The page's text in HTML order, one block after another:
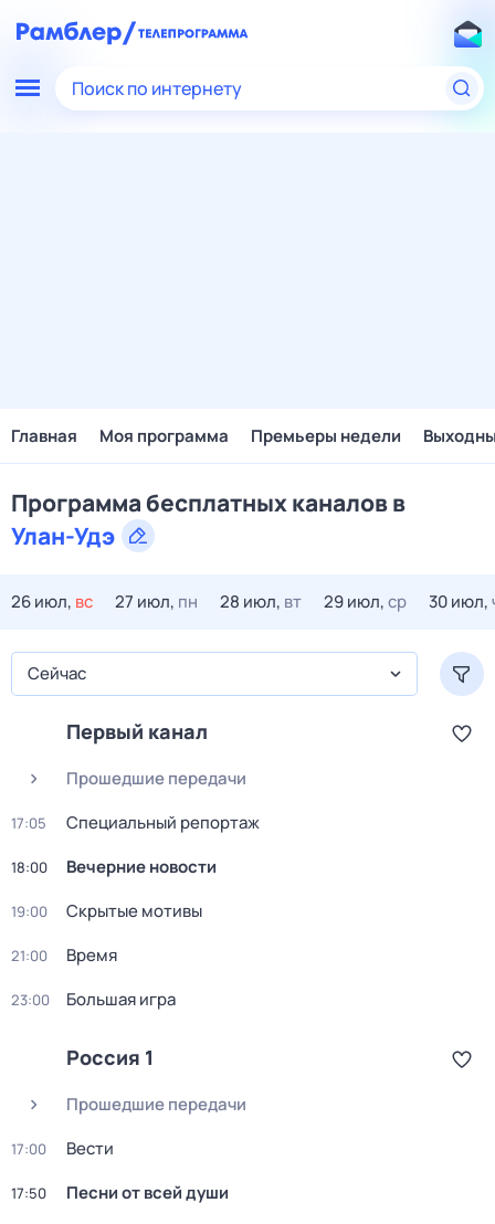
Поиск по интернету
Главная Моя программа Премьеры недели
Программа бесплатных каналов в
Улан-Удэ
26 июл, вс 27 июл, пн 28 июл, вт 29 июл,ср 30 июл,
Сейчас
Первый канал
Прошедшие передачи
17:05 Специальный репортаж
18:00 Вечерние новости
19:00 Скрытые мотивы
21:00 Время
23:00 Большая игра
Россия 1
Прошедшие передачи
17:00 Вести
17:50 Песни от всей души